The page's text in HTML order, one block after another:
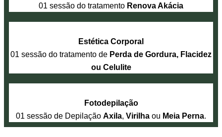
01 sessão do tratamento Renova Akácia
Estética Corporal
01 sessão do tratamento de Perda de Gordura, Flacidez
ou Celulite
Fotodepilação
01 sessão de Depilação Axila, Virilha ou Meia Perna.